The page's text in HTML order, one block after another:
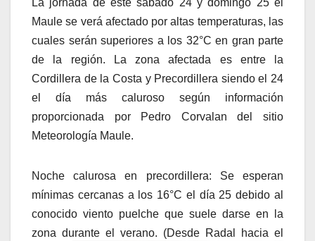
La jornada de este sábado 24 y domingo 25 el
Maule se verá afectado por altas temperaturas, las
cuales serán superiores a los 32°C en gran parte
de la región. La zona afectada es entre la
Cordillera de la Costa y Precordillera siendo el 24
el día más caluroso según información
proporcionada por Pedro Corvalan del sitio
Meteorología Maule.
Noche calurosa en precordillera: Se esperan
mínimas cercanas a los 16°C el día 25 debido al
conocido viento puelche que suele darse en la
zona durante el verano. (Desde Radal hacia el